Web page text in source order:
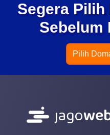
Segera Pilih
Sebelum
Pilih